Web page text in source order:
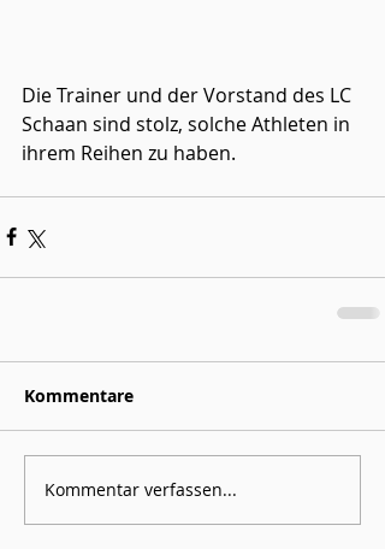
Die Trainer und der Vorstand des LC
Schaan sind stolz, solche Athleten in
ihrem Reihen zu haben.
Kommentare
Kommentar verfassen...